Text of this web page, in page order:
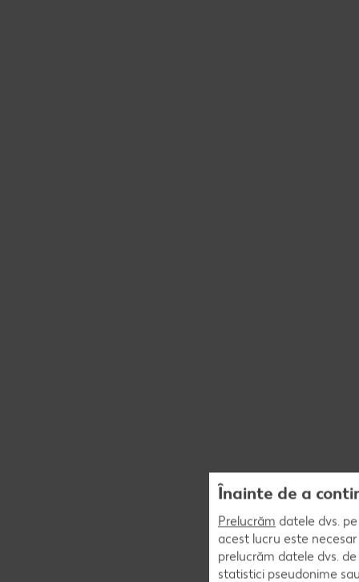
Înainte de a
Prelucrăm datele dvs.
acest lucru este
prelucrăm datele dvs.
statistici pseudonime